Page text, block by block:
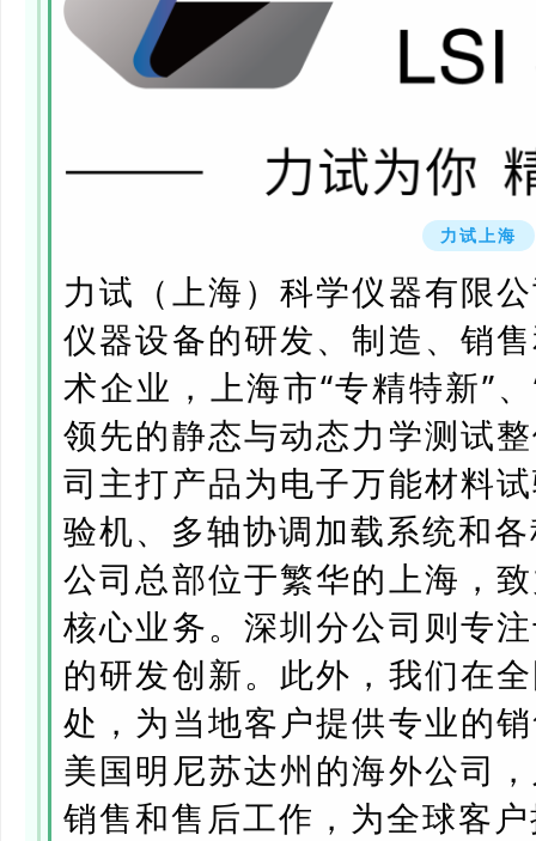
力试上海
力试（上海）科学仪器有限
仪器设备的研发、制造、销
术企业，上海市“专精特新”
领先的静态与动态力学测试
司主打产品为电子万能材料
验机、多轴协调加载系统和
公司总部位于繁华的上海，
核心业务。深圳分公司则专
的研发创新。此外，我们在
处，为当地客户提供专业的
美国明尼苏达州的海外公司
销售和售后工作，为全球客